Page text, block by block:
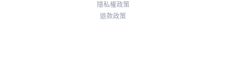
隱私權政策
退款政策